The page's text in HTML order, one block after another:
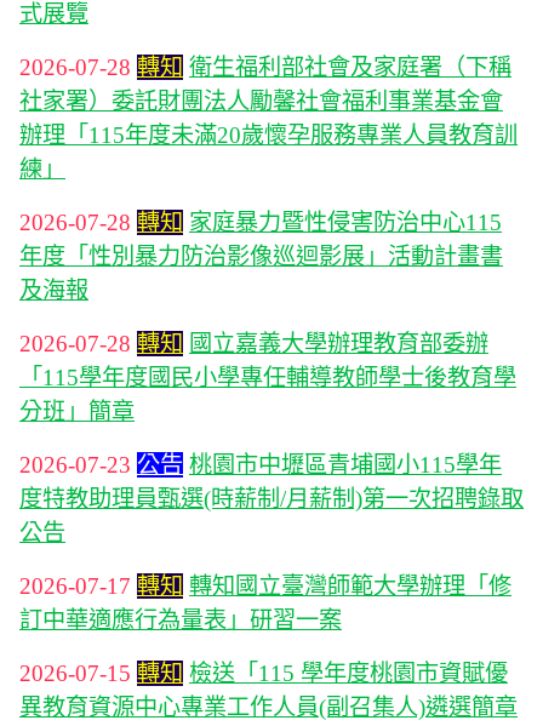
式展覽
2026-07-28 轉知 衛生福利部社會及家庭署（下稱
社家署）委託財團法人勵馨社會福利事業基金會
辦理「115年度未滿20歲懷孕服務專業人員教育訓
練」
2026-07-28 轉知 家庭暴力暨性侵害防治中心115
年度「性別暴力防治影像巡迴影展」活動計畫書
及海報
2026-07-28 轉知 國立嘉義大學辦理教育部委辦
「115學年度國民小學專任輔導教師學士後教育學
分班」簡章
2026-07-23 公告 桃園市中壢區青埔國小115學年
度特教助理員甄選(時薪制/月薪制)第一次招聘錄取
公告
2026-07-17 轉知 轉知國立臺灣師範大學辦理「修
訂中華適應行為量表」研習一案
2026-07-15 轉知 檢送「115 學年度桃園市資賦優
異教育資源中心專業工作人員(副召集人)遴選簡章